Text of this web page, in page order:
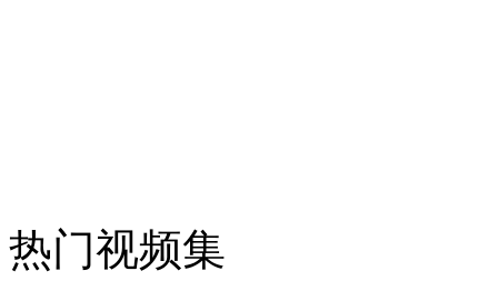
安徽一实载49人客车翻车
热门视频集